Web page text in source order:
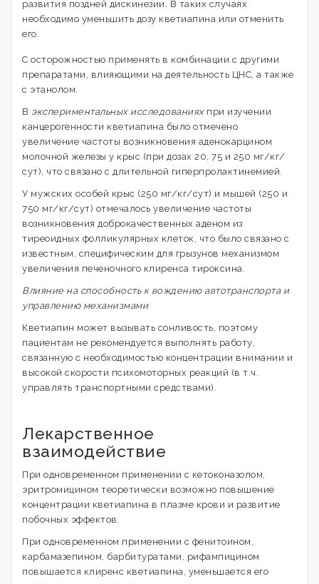
развития поздней дискинезии. В таких случаях
необходимо уменьшить дозу кветиапина или отменить
его.
С осторожностью применять в комбинации с другими
препаратами, влияющими на деятельность ЦНС, а также
с этанолом.
В экспериментальных исследованияхпри изучении
канцерогенности кветиапина было отмечено
увеличение частоты возникновения аденокарцином
молочной железы у крыс (при дозах 20, 75 и 250 мг/кг/
сут), что связано с длительной гиперпролактинемией.
У мужских особей крыс (250 мг/кг/сут) и мышей (250 и
750 мг/кг/сут) отмечалось увеличение частоты
возникновения доброкачественных аденом из
тиреоидных фолликулярных клеток, что было связано с
известным, специфическим для грызунов механизмом
увеличения печеночного клиренса тироксина.
Влияние на способность к вождению автотранспорта и
управлению механизмами
Кветиапин может вызывать сонливость, поэтому
пациентам не рекомендуется выполнять работу,
связанную с необходимостью концентрации внимании и
высокой скорости психомоторных реакций (в т.ч.
управлять транспортными средствами).
Лекарственное
взаимодействие
При одновременном применении с кетоконазолом,
эритромицином теоретически возможно повышение
концентрации кветиапина в плазме крови и развитие
побочных эффектов.
При одновременном применении с фенитоином,
карбамазепином, барбитуратами, рифампицином
повышается клиренс кветиапина, уменьшается его